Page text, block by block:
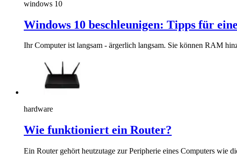
windows 10
Windows 10 beschleunigen: Tipps für
Ihr Computer ist langsam - ärgerlich langsam. Sie können RAM
hardware
Wie funktioniert ein Router?
Ein Router gehört heutzutage zur Peripherie eines Computers wie